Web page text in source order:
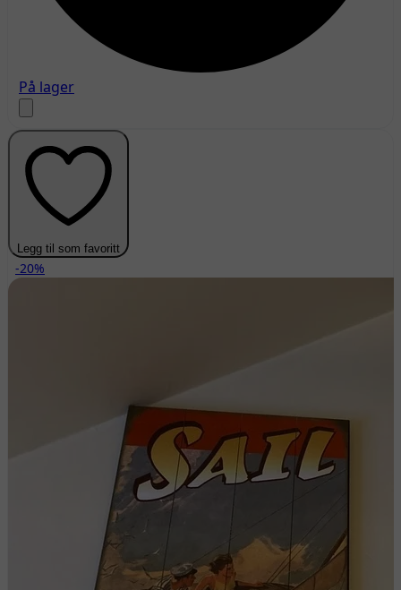
På lager
Legg til som favoritt
-20%